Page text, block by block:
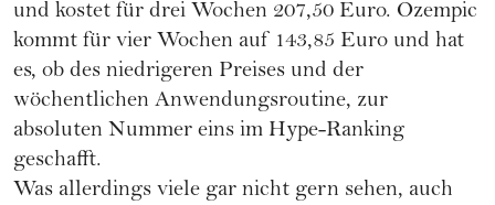
und kostet für drei Wochen 207,50 Euro. Ozempic
kommt für vier Wochen auf 143,85 Euro und hat
es, ob des niedrigeren Preises und der
wöchentlichen Anwendungsroutine, zur
absoluten Nummer eins im Hype-Ranking
geschafft.
Was allerdings viele gar nicht gern sehen, auch